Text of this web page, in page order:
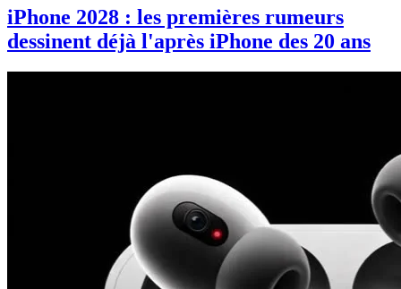
iPhone 2028 : les premières rumeurs
dessinent déjà l'après iPhone des 20 ans